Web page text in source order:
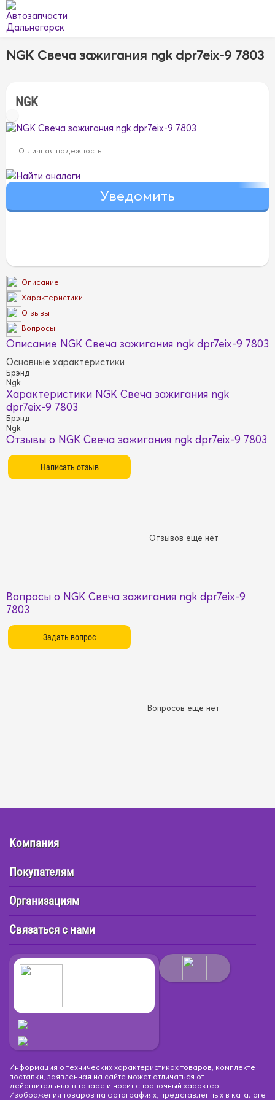
NGK Свеча зажигания ngk dpr7eix-9 7803
NGK
Отличная надежность
Найти аналоги
Описание
Характеристики
Отзывы
Вопросы
Описание NGK Свеча зажигания ngk dpr7eix-9 7803
Основные характеристики
Брэнд
Ngk
Характеристики NGK Свеча зажигания ngk
dpr7eix-9 7803
Брэнд
Ngk
Отзывы о NGK Свеча зажигания ngk dpr7eix-9 7803
Отзывов ещё нет
Вопросы о NGK Свеча зажигания ngk dpr7eix-9
7803
Вопросов ещё нет
Компания
Покупателям
Организациям
Связаться с нами
Информация о технических характеристиках товаров, комплекте
поставки, заявленная на сайте может отличаться от
действительных в товаре и носит справочный характер.
Изображения товаров на фотографиях, представленных в каталоге